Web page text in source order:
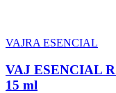
VAJRA ESENCIAL
VAJ ESENCIAL
15 ml